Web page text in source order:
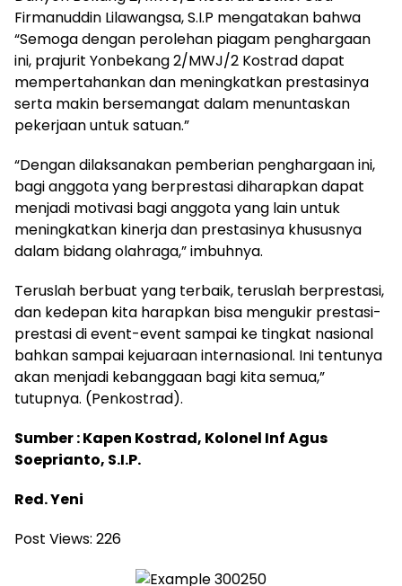
Firmanuddin Lilawangsa, S.I.P mengatakan bahwa
“Semoga dengan perolehan piagam penghargaan
ini, prajurit Yonbekang 2/MWJ/2 Kostrad dapat
mempertahankan dan meningkatkan prestasinya
serta makin bersemangat dalam menuntaskan
pekerjaan untuk satuan.”
“Dengan dilaksanakan pemberian penghargaan ini,
bagi anggota yang berprestasi diharapkan dapat
menjadi motivasi bagi anggota yang lain untuk
meningkatkan kinerja dan prestasinya khususnya
dalam bidang olahraga,” imbuhnya.
Teruslah berbuat yang terbaik, teruslah berprestasi,
dan kedepan kita harapkan bisa mengukir prestasi-
prestasi di event-event sampai ke tingkat nasional
bahkan sampai kejuaraan internasional. Ini tentunya
akan menjadi kebanggaan bagi kita semua,”
tutupnya. (Penkostrad).
Sumber : Kapen Kostrad, Kolonel Inf Agus
Soeprianto, S.I.P.
Red. Yeni
Post Views: 226